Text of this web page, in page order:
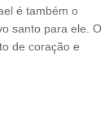
é também o
santo para ele. O
de coração e